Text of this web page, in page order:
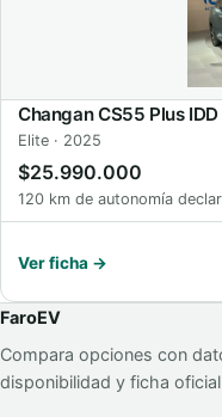
Changan CS55 Plus IDD
Elite · 2025
$25.990.000
120 km de autonomía
Ver ficha →
FaroEV
Compara opciones con
disponibilidad y ficha